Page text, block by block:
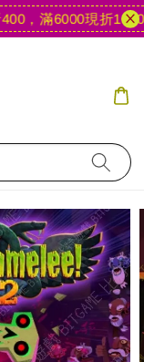
，滿6000現折1000